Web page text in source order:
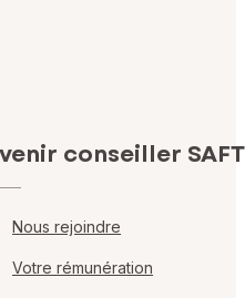
conseiller
Nous rejoindre
Votre rémunération